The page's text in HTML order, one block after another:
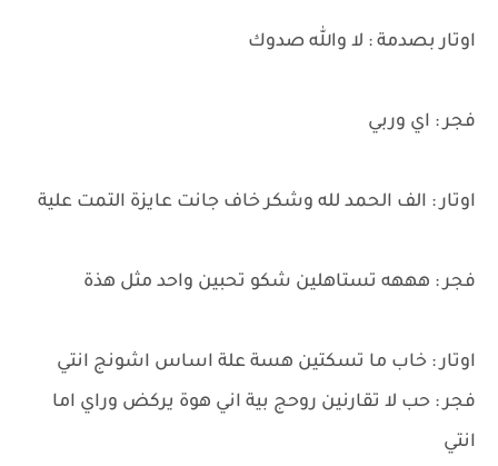
اوتار بصدمة : لا والله صدوك
فجر : اي وربي
اوتار : الف الحمد لله وشكر خاف جانت عايزة التمت علية
فجر : هههه تستاهلين شكو تحبين واحد مثل هذة
اوتار : خاب ما تسكتين هسة علة اساس اشونج انتي
فجر : حب لا تقارنين روحج بية اني هوة يركض وراي اما
انتي